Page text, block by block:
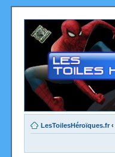
LesToilesHéroïques.fr ‹